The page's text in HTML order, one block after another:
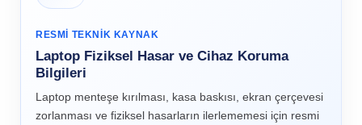
RESMI TEKNIK KAYNAK
Laptop Fiziksel Hasar ve Cihaz Koruma
Bilgileri
Laptop menteşe kırılması, kasa baskısı, ekran çerçevesi
zorlanması ve fiziksel hasarların ilerlememesi için resmi